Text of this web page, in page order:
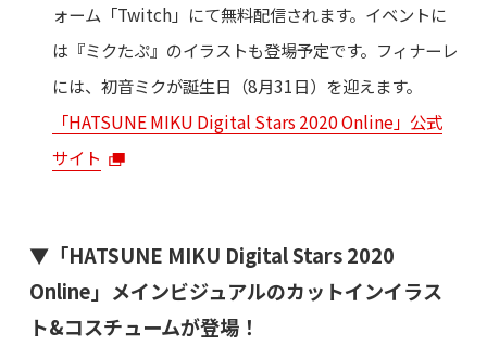
ォーム「Twitch」にて無料配信されます。イベントに
は『ミクたぷ』のイラストも登場予定です。フィナーレ
には、初音ミクが誕生日（8月31日）を迎えます。
「HATSUNE MIKU Digital Stars 2020 Online」公式
サイト
▼「HATSUNE MIKU Digital Stars 2020
Online」メインビジュアルのカットインイラス
ト&コスチュームが登場！